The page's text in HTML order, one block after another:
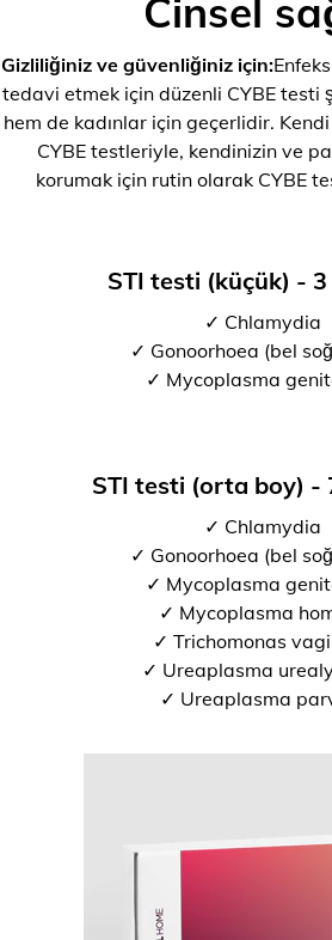
Cinsel
Gizliliğiniz ve güvenliğiniz için:
tedavi etmek için düzenli CYBE testi
hem de kadınlar için geçerlidir.
CYBE testleriyle, kendinizin ve
korumak için rutin olarak CYBE
STI testi (küçük) -
✓ Chlamydia
✓ Gonoorhoea (bel
✓ Mycoplasma
STI testi (orta boy) -
✓ Chlamydia
✓ Gonoorhoea (bel
✓ Mycoplasma
✓ Mycoplasma
✓ Trichomonas
✓ Ureaplasma
✓ Ureaplasma